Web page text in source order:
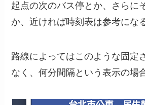
起点の次のバス停とか、さらに
か、近ければ時刻表は参考にな
路線によってはこのような固定
なく、何分間隔という表示の場